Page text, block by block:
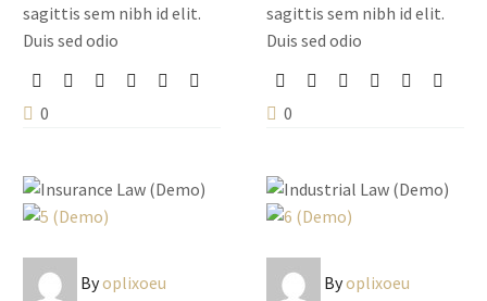
sagittis sem nibh id elit.
Duis sed odio
0
sagittis sem nibh id elit.
Duis sed odio
0
Byoplixoeu Byoplixoeu